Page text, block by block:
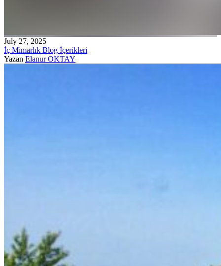
July 27, 2025
İç Mimarlık Blog İçerikleri
Yazan Elanur OKTAY